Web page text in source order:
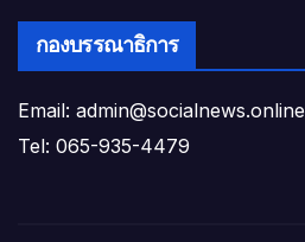
กองบรรณาธิการ
Email: admin@socialnews.online
Tel: 065-935-4479